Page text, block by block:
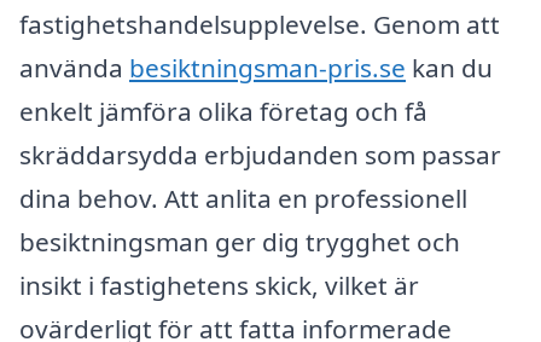
fastighetshandelsupplevelse. Genom att
använda besiktningsman-pris.se kan du
enkelt jämföra olika företag och få
skräddarsydda erbjudanden som passar
dina behov. Att anlita en professionell
besiktningsman ger dig trygghet och
insikt i fastighetens skick, vilket är
ovärderligt för att fatta informerade